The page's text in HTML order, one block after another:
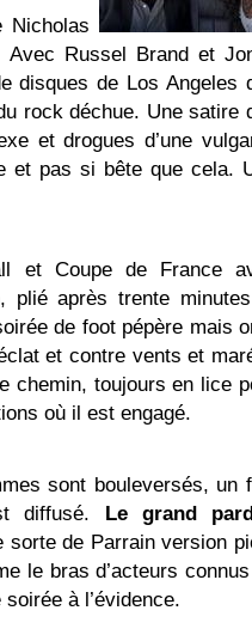
Nicholas
Avec Russel Brand et
disques de Los Angeles
rock déchue. Une satire
et drogues d’une
et pas si bête que cela.
et Coupe de France
plié après trente
de foot pépère mais
et contre vents et
chemin, toujours en lice
où il est engagé.
sont bouleversés, un
diffusé. Le grand
sorte de Parrain version
le bras d’acteurs
à l’évidence.